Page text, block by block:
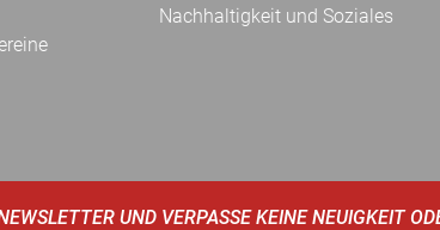
Nachhaltigkeit und Soziales
UND VERPASSE KEINE NEUIGKEIT